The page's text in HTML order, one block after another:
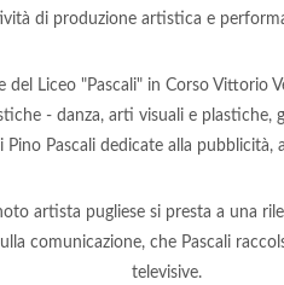
di produzione artistica e
del Liceo "Pascali" in Corso Vittorio
- danza, arti visuali e plastiche,
Pino Pascali dedicate alla pubblicità,
artista pugliese si presta a una
comunicazione, che Pascali
televisive.